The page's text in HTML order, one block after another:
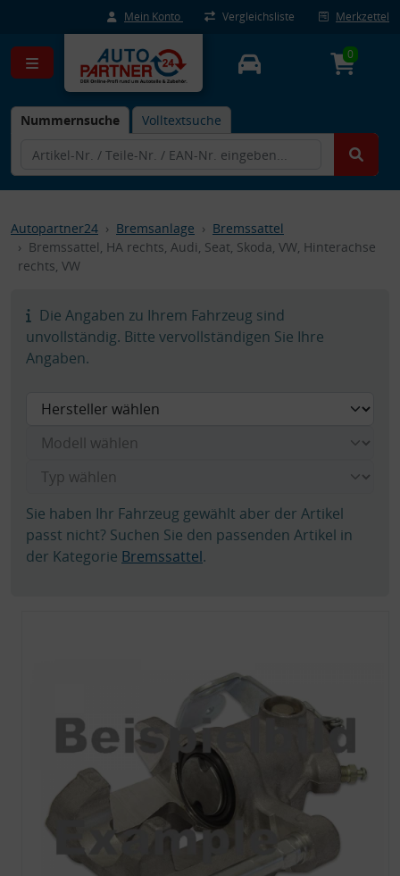
Mein Konto Vergleichsliste Merkzettel
Nummernsuche Volltextsuche
0
Autopartner24 Bremsanlage
Bremssattel
Bremssattel, HA rechts, Audi, Seat, Skoda, VW, Hinterachse
rechts, VW
Die Angaben zu Ihrem Fahrzeug sind
unvollständig. Bitte vervollständigen Sie Ihre
Angaben.
Sie haben Ihr Fahrzeug gewählt aber der Artikel
passt nicht? Suchen Sie den passenden Artikel in
der Kategorie Bremssattel.